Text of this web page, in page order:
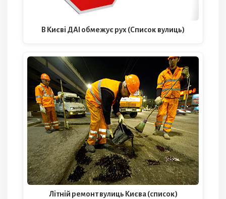
В Києві ДАІ обмежує рух (Список вулиць)
Літній ремонт вулиць Києва (список)